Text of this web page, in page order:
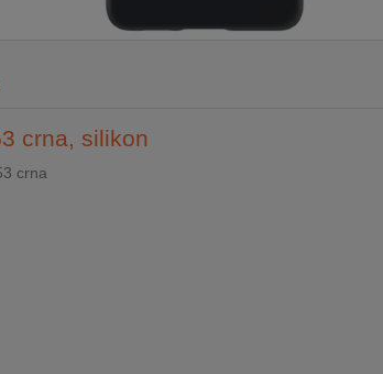
crna, silikon
crna